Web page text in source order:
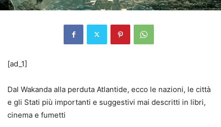
[ad_1]
Dal Wakanda alla perduta Atlantide, ecco le nazioni, le città
e gli Stati più importanti e suggestivi mai descritti in libri,
cinema e fumetti